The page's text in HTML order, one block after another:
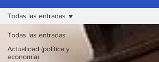
Todas las entradas
Actualidad (política y
economía)
Todas las entradas